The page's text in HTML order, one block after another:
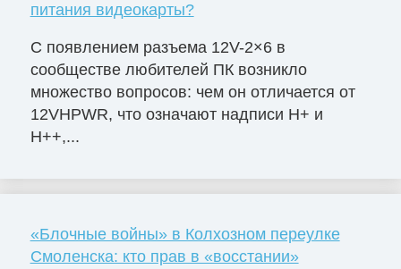
питания видеокарты?
С появлением разъема 12V-2×6 в
сообществе любителей ПК возникло
множество вопросов: чем он отличается от
12VHPWR, что означают надписи H+ и
H++,...
«Блочные войны» в Колхозном переулке
Смоленска: кто прав в «восстании»